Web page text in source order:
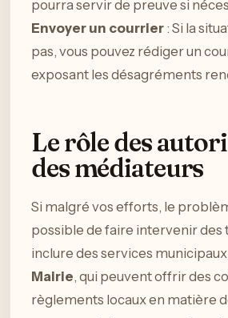
pourra servir de preuve si
Envoyer un courrier : Si la
pas, vous pouvez rédiger un
exposant les désagréments
Le rôle des
des médiateurs
Si malgré vos efforts, le
possible de faire intervenir des
inclure des services
Mairie, qui peuvent offrir des
règlements locaux en matière